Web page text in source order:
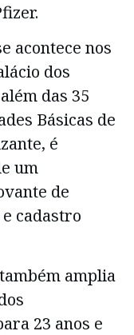
acontece nos
dos
das 35
Básicas de
é
um
de
cadastro
amplia
23 anos e